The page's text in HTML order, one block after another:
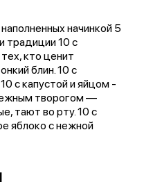
начинкой 5
традиции 10 с
кто ценит
блин. 10 с
с капустой и яйцом -
творогом —
тают во рту. 10 с
яблоко с нежной